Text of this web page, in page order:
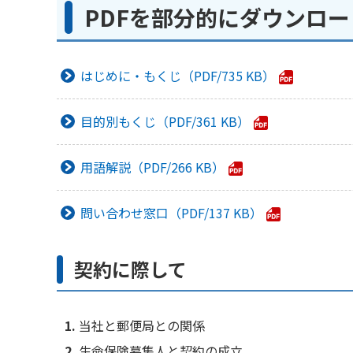
PDFを部分的にダウンロ
はじめに・もくじ 735 KB
目的別もくじ 361 KB
用語解説 266 KB
問い合わせ窓口 137 KB
契約に際して
当社と郵便局との関係